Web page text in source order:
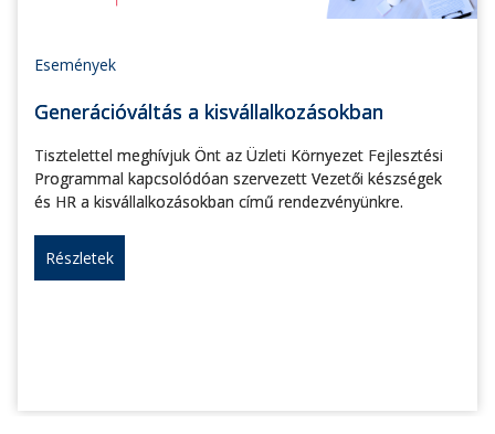
Események
Generációváltás a kisvállalkozásokban
Tisztelettel meghívjuk Önt az Üzleti Környezet Fejlesztési
Programmal kapcsolódóan szervezett Vezetői készségek
és HR a kisvállalkozásokban című rendezvényünkre.
Részletek